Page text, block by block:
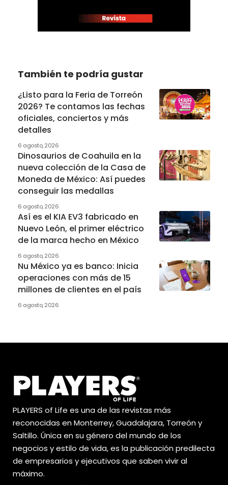
También te podría gustar
¿Listo para la Feria de Torreón
2026? Te contamos las fechas
oficiales, conciertos y más
detalles
6 agosto, 2026
Dinosaurios de Coahuila en la
nueva colección de la Casa de
Moneda de México: Así puedes
conseguir las medallas
6 agosto, 2026
Así es el KIA EV3 fabricado en
Nuevo León, el primer eléctrico
de la marca hecho en México
6 agosto, 2026
Nu México ya es banco: Inicia
operaciones con más de 15
millones de clientes en el país
6 agosto, 2026
PLAYERS of Life es una de las revistas más
reconocidas en Monterrey, Guadalajara, Torreón y
Saltillo. Única en su género del mundo de los
negocios y estilo de vida, es la publicación predilecta
de empresarios y ejecutivos que saben vivir al
máximo.